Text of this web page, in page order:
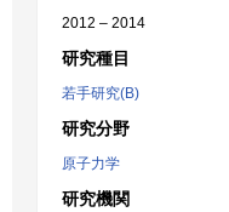
2012 – 2014
研究種目
若手研究(B)
研究分野
原子力学
研究機関